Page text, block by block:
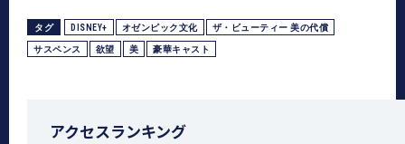
タグ DISNEY+ オゼンピック文化 ザ・ビューティー 美の代償
サスペンス 欲望 美 豪華キャスト
アクセスランキング